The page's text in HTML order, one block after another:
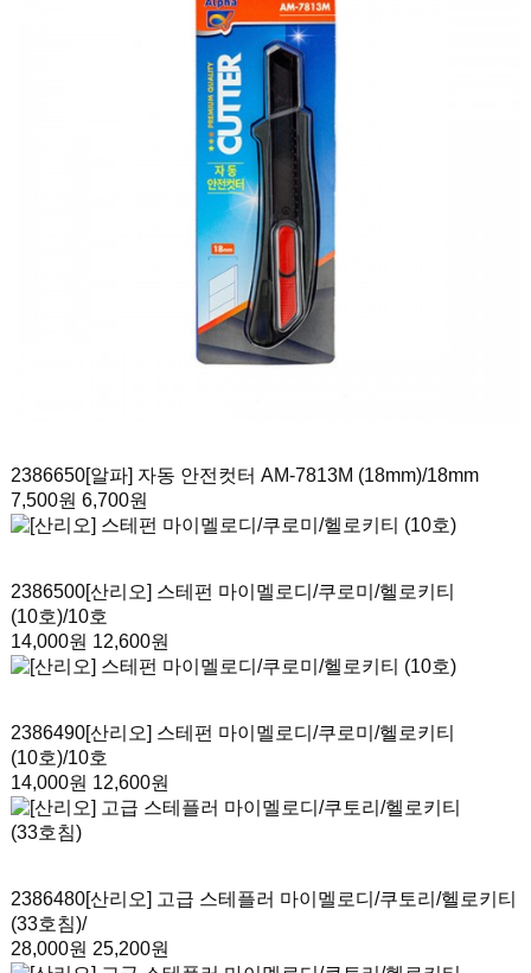
2386650[알파] 자동 안전컷터 AM-7813M (18mm)/18mm
7,500원 6,700원
2386500[산리오] 스테펀 마이멜로디/쿠로미/헬로키티
(10호)/10호
14,000원 12,600원
2386490[산리오] 스테펀 마이멜로디/쿠로미/헬로키티
(10호)/10호
14,000원 12,600원
2386480[산리오] 고급 스테플러 마이멜로디/쿠토리/헬로키티
(33호침)/
28,000원 25,200원